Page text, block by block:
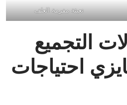
تعبئة مفرمة العلف
التجميع
احتياجات